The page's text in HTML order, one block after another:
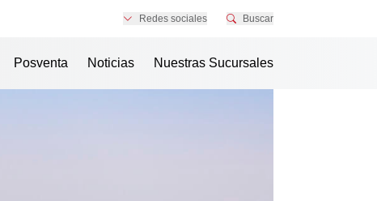
Redes sociales Buscar
Posventa Noticias Nuestras Sucursales